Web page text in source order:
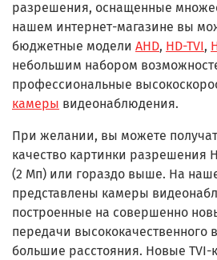
разрешения, оснащенные
нашем интернет-магазине вы
бюджетные модели AHD, HD-TVI,
небольшим набором
профессиональные
камеры видеонаблюдения.
При желании, вы можете
качество картинки разрешения
(2 Мп) или гораздо выше. На
представлены камеры
построенные на совершенно
передачи высококачественного
большие расстояния. Новые